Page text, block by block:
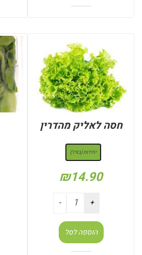
חסה לאליק מהדרין
יחידות (בודד)
₪14.90
הוספה לסל